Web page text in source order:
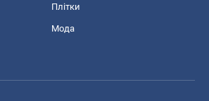
Плітки
Мода